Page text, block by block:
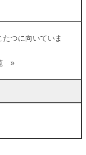
つに向いていま
»